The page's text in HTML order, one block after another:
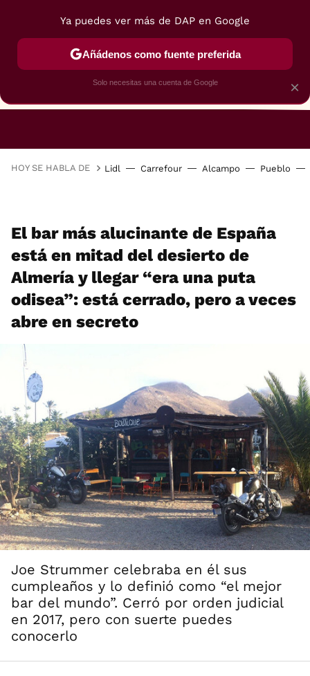
RESTAURANTES GASTROGUÍA
HOY SE HABLA DE Lidl Carrefour Alcampo Pueblo
El bar más alucinante de España
está en mitad del desierto de
Almería y llegar “era una puta
odisea”: está cerrado, pero a veces
abre en secreto
Joe Strummer celebraba en él sus
cumpleaños y lo definió como “el mejor
bar del mundo”. Cerró por orden judicial
en 2017, pero con suerte puedes
conocerlo
×
Ya puedes ver más de DAP en Google
Añádenos como fuente preferida
Solo necesitas una cuenta de Google